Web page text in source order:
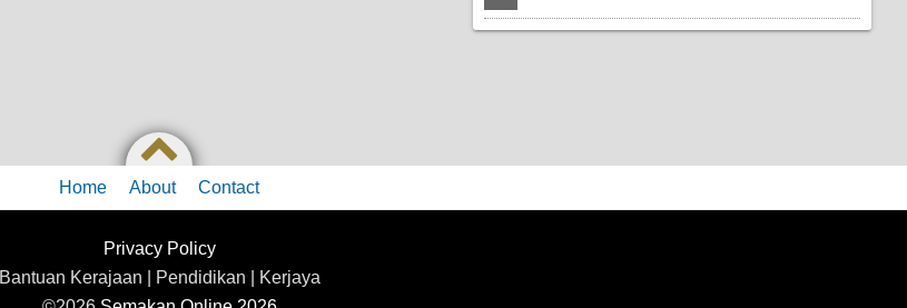
Home About Contact
Privacy Policy
Bantuan Kerajaan | Pendidikan | Kerjaya